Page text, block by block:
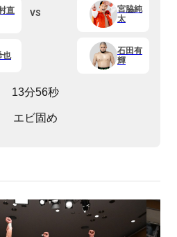
直
也
VS
宮脇純
太
石田有
輝
13分56秒
エビ固め